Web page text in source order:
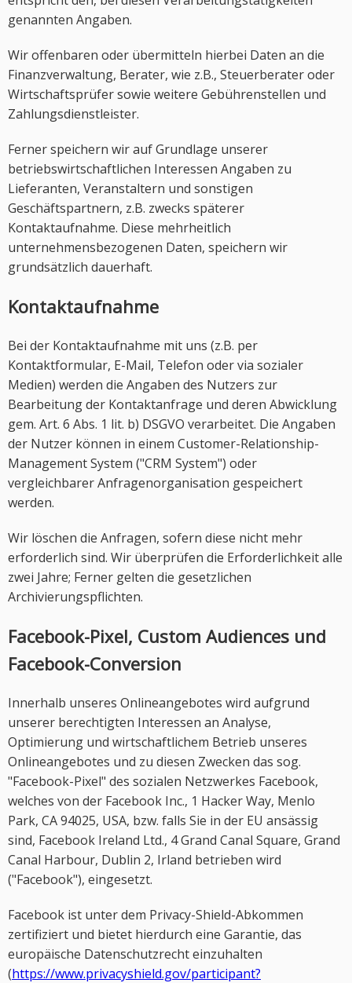
genannten Angaben.
Wir offenbaren oder übermitteln hierbei Daten an die
Finanzverwaltung, Berater, wie z.B., Steuerberater oder
Wirtschaftsprüfer sowie weitere Gebührenstellen und
Zahlungsdienstleister.
Ferner speichern wir auf Grundlage unserer
betriebswirtschaftlichen Interessen Angaben zu
Lieferanten, Veranstaltern und sonstigen
Geschäftspartnern, z.B. zwecks späterer
Kontaktaufnahme. Diese mehrheitlich
unternehmensbezogenen Daten, speichern wir
grundsätzlich dauerhaft.
Kontaktaufnahme
Bei der Kontaktaufnahme mit uns (z.B. per
Kontaktformular, E-Mail, Telefon oder via sozialer
Medien) werden die Angaben des Nutzers zur
Bearbeitung der Kontaktanfrage und deren Abwicklung
gem. Art. 6 Abs. 1 lit. b) DSGVO verarbeitet. Die Angaben
der Nutzer können in einem Customer-Relationship-
Management System ("CRM System") oder
vergleichbarer Anfragenorganisation gespeichert
werden.
Wir löschen die Anfragen, sofern diese nicht mehr
erforderlich sind. Wir überprüfen die Erforderlichkeit alle
zwei Jahre; Ferner gelten die gesetzlichen
Archivierungspflichten.
Facebook-Pixel, Custom Audiences und
Facebook-Conversion
Innerhalb unseres Onlineangebotes wird aufgrund
unserer berechtigten Interessen an Analyse,
Optimierung und wirtschaftlichem Betrieb unseres
Onlineangebotes und zu diesen Zwecken das sog.
"Facebook-Pixel" des sozialen Netzwerkes Facebook,
welches von der Facebook Inc., 1 Hacker Way, Menlo
Park, CA 94025, USA, bzw. falls Sie in der EU ansässig
sind, Facebook Ireland Ltd., 4 Grand Canal Square, Grand
Canal Harbour, Dublin 2, Irland betrieben wird
("Facebook"), eingesetzt.
Facebook ist unter dem Privacy-Shield-Abkommen
zertifiziert und bietet hierdurch eine Garantie, das
europäische Datenschutzrecht einzuhalten
(https://www.privacyshield.gov/participant?